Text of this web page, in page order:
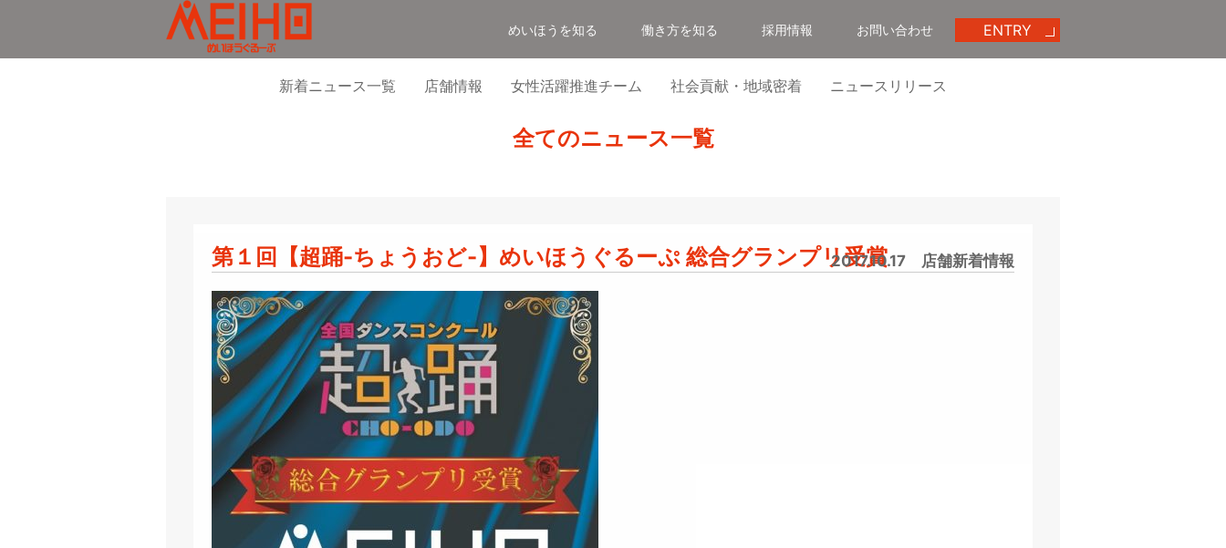
ENTRY
めいほうを知る
店舗情報 会社概要／アクセス 沿革
働き方を知る
ダイバーシティ推進プロジェクト 社会貢献・地域密着
採用情報
募集要項 エントリー めいほう動画ギャラリー
お問い合わせ
新着ニュース一覧 店舗情報 女性活躍推進チーム 社会貢献・地域密着 ニュースリリース
全てのニュース一覧
第１回【超踊-ちょうおど-】めいほうぐるーぷ 総合グランプリ受賞
2017.10.17 店舗新着情報